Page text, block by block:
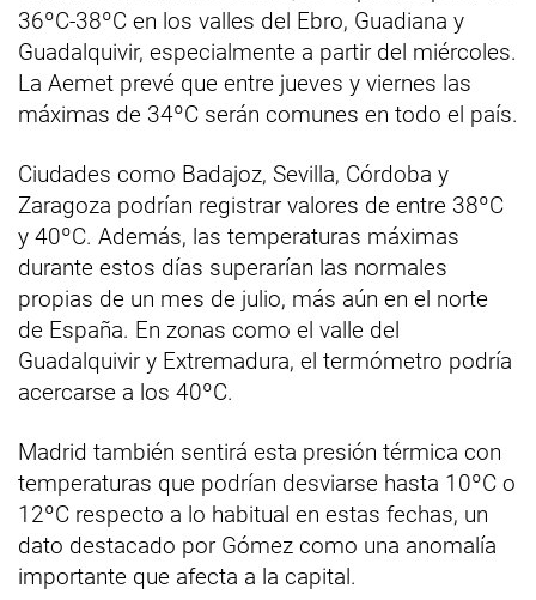
36ºC-38ºC en los valles del Ebro, Guadiana y
Guadalquivir, especialmente a partir del miércoles.
La Aemet prevé que entre jueves y viernes las
máximas de 34ºC serán comunes en todo el país.
Ciudades como Badajoz, Sevilla, Córdoba y
Zaragoza podrían registrar valores de entre 38ºC
y 40ºC. Además, las temperaturas máximas
durante estos días superarían las normales
propias de un mes de julio, más aún en el norte
de España. En zonas como el valle del
Guadalquivir y Extremadura, el termómetro podría
acercarse a los 40ºC.
Madrid también sentirá esta presión térmica con
temperaturas que podrían desviarse hasta 10ºC o
12ºC respecto a lo habitual en estas fechas, un
dato destacado por Gómez como una anomalía
importante que afecta a la capital.